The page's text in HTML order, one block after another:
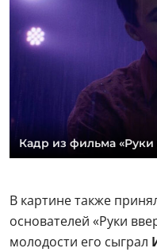
Кадр из фильма «Руки
В картине также
основателей «Руки
молодости его сыграл